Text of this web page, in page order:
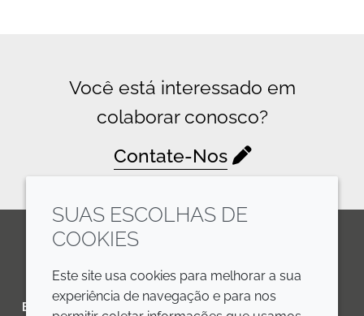
Você está interessado em
colaborar conosco?
Contate-Nos
LinkedInYoutubeLine
EMPRESA LEGAL
SUAS ESCOLHAS DE
COOKIES
Este site usa cookies para melhorar a sua
experiência de navegação e para nos